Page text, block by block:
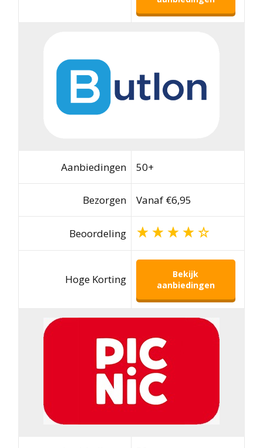
Aanbiedingen 50+
Bezorgen Vanaf €6,95
Beoordeling
Hoge Korting
Bekijk
aanbiedingen